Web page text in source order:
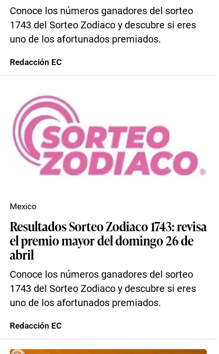
Conoce los números ganadores del sorteo
1743 del Sorteo Zodiaco y descubre si eres
uno de los afortunados premiados.
Redacción EC
Resultados Sorteo Zodiaco 1743: revisa
el premio mayor del domingo 26 de
abril
Conoce los números ganadores del sorteo
1743 del Sorteo Zodiaco y descubre si eres
uno de los afortunados premiados.
Mexico
Redacción EC